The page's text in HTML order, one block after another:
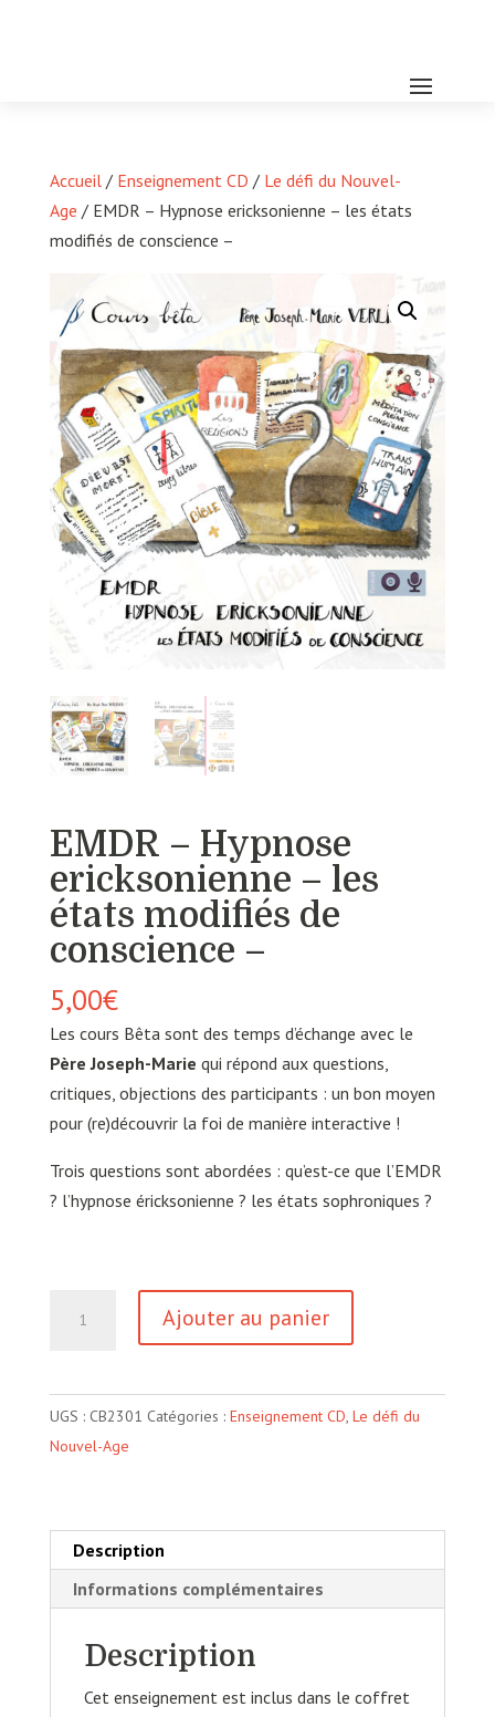
Accueil/ Enseignement CD / Le défi du Nouvel-
Age / EMDR – Hypnose ericksonienne – les états
modifiés de conscience –
EMDR – Hypnose
ericksonienne – les
états modifiés de
conscience –
5,00€
Les cours Bêta sont des temps d’échange avec le
Père Joseph-Marie qui répond aux questions,
critiques, objections des participants : un bon moyen
pour (re)découvrir la foi de manière interactive !
Trois questions sont abordées : qu’est-ce que l’EMDR
? l’hypnose éricksonienne ? les états sophroniques ?
-
Hypnose
ericksonienne
états
modifiés
Ajouter au panier
UGS : CB2301 Catégories : Enseignement CD, Le défi du
Nouvel-Age
Description
Informations complémentaires
Description
Cet enseignement est inclus dans le coffret